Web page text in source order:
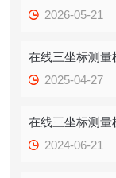
2026-05-21
在线三坐标测量
2025-04-27
在线三坐标测
2024-06-21